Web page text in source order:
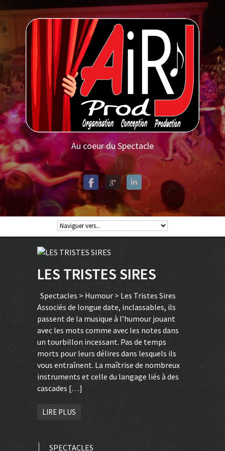
Au coeur du Spectacle
LES TRISTES SIRES
Spectacles > Humour > Les Tristes Sires
Associés de longue date, inclassables, ils
passent de la musique à l’humour jouant
avec les mots comme avec les notes dans
un tourbillon incessant. Pas de temps
morts pour leurs délires dans lesquels ils
vous entraînent. La maîtrise de nombreux
instruments et celle du langage liés à des
cascades […]
LIRE PLUS
SPECTACLES